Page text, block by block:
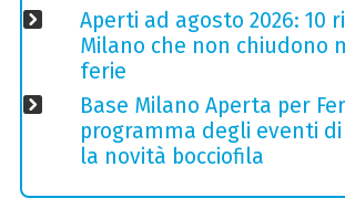
Aperti ad agosto 2026: 10
Milano che non chiudono
ferie
Base Milano Aperta per
programma degli eventi
la novità bocciofila